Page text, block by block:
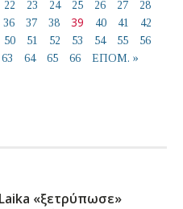
22 23 24 25 26 27
28
36 37 38 39 40 41
42
50 51 52 53 54 55
56
63 64 65 66 ΕΠΟΜ. »
«ξετρύπωσε»